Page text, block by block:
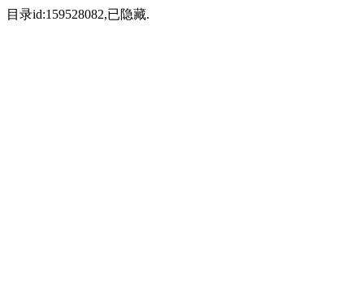
目录id:159528082,已隐藏.